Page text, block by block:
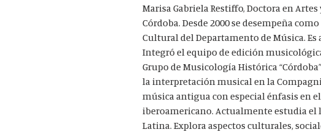
Marisa Gabriela Restiffo, Doctora en
Córdoba. Desde 2000 se desempeña
Cultural del Departamento de Música.
Integró el equipo de edición
Grupo de Musicología Histórica
la interpretación musical en la
música antigua con especial énfasis en
iberoamericano. Actualmente estudia el
Latina. Explora aspectos culturales,